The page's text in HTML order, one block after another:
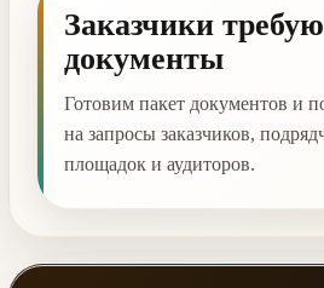
Заказчики
документы
Готовим пакет документов и
на запросы заказчиков,
площадок и аудиторов.